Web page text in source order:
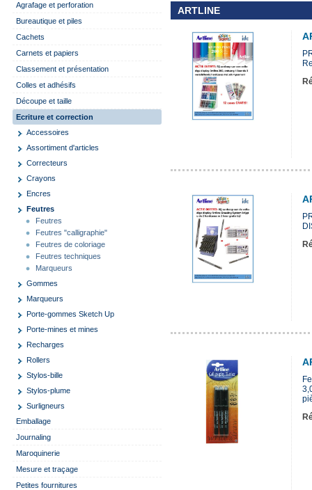
Agrafage et perforation
Bureautique et piles
Cachets
Carnets et papiers
Classement et présentation
Colles et adhésifs
Découpe et taille
Ecriture et correction
Accessoires
Assortiment d'articles
Correcteurs
Crayons
Encres
Feutres
Feutres
Feutres "calligraphie"
Feutres de coloriage
Feutres techniques
Marqueurs
Gommes
Marqueurs
Porte-gommes Sketch Up
Porte-mines et mines
Recharges
Rollers
Stylos-bille
Stylos-plume
Surligneurs
Emballage
Journaling
Maroquinerie
Mesure et traçage
Petites fournitures
ARTLINE